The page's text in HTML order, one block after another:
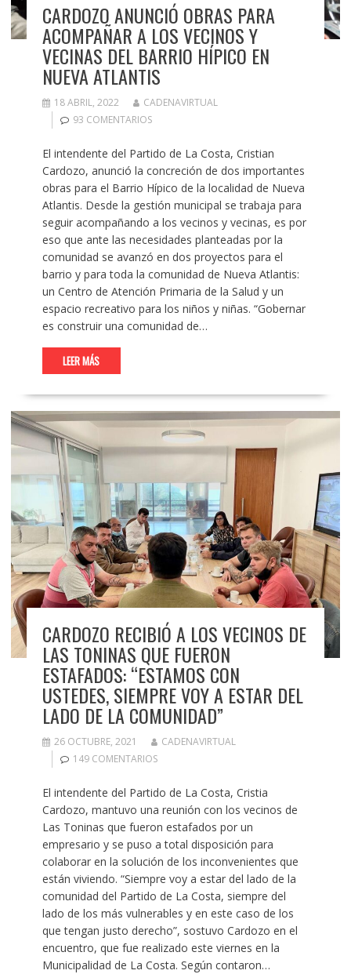
CARDOZO ANUNCIÓ OBRAS PARA
ACOMPAÑAR A LOS VECINOS Y
VECINAS DEL BARRIO HÍPICO EN
NUEVA ATLANTIS
18 ABRIL, 2022
CADENAVIRTUAL
93 COMENTARIOS
El intendente del Partido de La Costa, Cristian
Cardozo, anunció la concreción de dos importantes
obras para el Barrio Hípico de la localidad de Nueva
Atlantis. Desde la gestión municipal se trabaja para
seguir acompañando a los vecinos y vecinas, es por
eso que ante las necesidades planteadas por la
comunidad se avanzó en dos proyectos para el
barrio y para toda la comunidad de Nueva Atlantis:
un Centro de Atención Primaria de la Salud y un
espacio recreativo para los niños y niñas. “Gobernar
es construir una comunidad de…
LEER MÁS
CARDOZO RECIBIÓ A LOS VECINOS DE
LAS TONINAS QUE FUERON
ESTAFADOS: “ESTAMOS CON
USTEDES, SIEMPRE VOY A ESTAR DEL
LADO DE LA COMUNIDAD”
26 OCTUBRE, 2021
CADENAVIRTUAL
149 COMENTARIOS
El intendente del Partido de La Costa, Cristia
Cardozo, mantuvo una reunión con los vecinos de
Las Toninas que fueron estafados por un
empresario y se puso a total disposición para
colaborar en la solución de los inconvenientes que
están viviendo. “Siempre voy a estar del lado de la
comunidad del Partido de La Costa, siempre del
lado de los más vulnerables y en este caso de los
que tengan justo derecho”, sostuvo Cardozo en el
encuentro, que fue realizado este viernes en la
Municipalidad de La Costa. Según contaron…